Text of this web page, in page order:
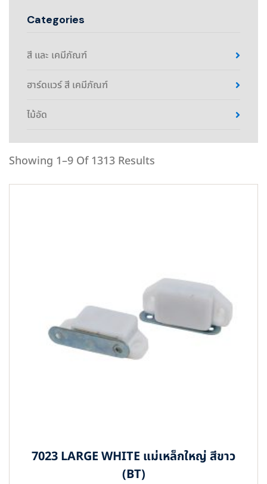
Categories
สี และ เคมีภัณฑ์
ฮาร์ดแวร์ สี เคมีภัณฑ์
ไม้อัด
Showing 1–9 Of 1313 Results
7023 LARGE WHITE แม่เหล็กใหญ่ สีขาว
(BT)